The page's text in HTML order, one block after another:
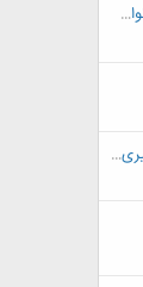
لیست استانداردهای ایزو ( فهرست انواع استانداردهای ISO ) – بخش دوم
نرم افزار محاسبه گر وضعیت نمونه گیری پذیرش MIL-STD-414